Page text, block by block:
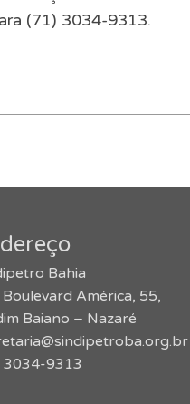
(71) 3034-9313.
Bahia
Boulevard América, 55,
Baiano – Nazaré
3034-9313